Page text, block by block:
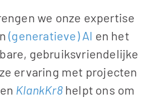
we onze expertise
(generatieve) AI en het
gebruiksvriendelijke
ervaring met projecten
en KlankKr8 helpt ons om